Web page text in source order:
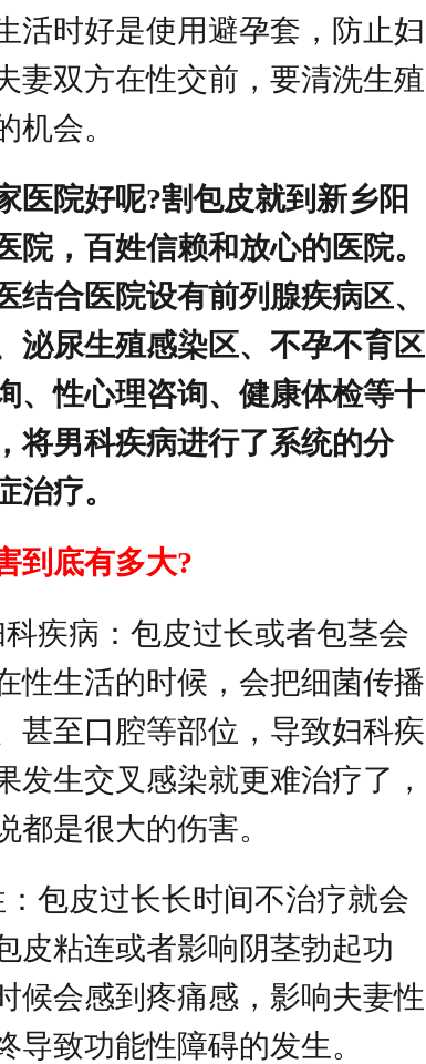
活时好是使用避孕套，防止妇
妻双方在性交前，要清洗生殖
机会。
医院好呢?割包皮就到新乡阳
院，百姓信赖和放心的医院。
结合医院设有前列腺疾病区、
泌尿生殖感染区、不孕不育区
、性心理咨询、健康体检等十
将男科疾病进行了系统的分
治疗。
到底有多大?
疾病：包皮过长或者包茎会
性生活的时候，会把细菌传播
甚至口腔等部位，导致妇科疾
发生交叉感染就更难治疗了，
都是很大的伤害。
包皮过长长时间不治疗就会
皮粘连或者影响阴茎勃起功
候会感到疼痛感，影响夫妻性
导致功能性障碍的发生。